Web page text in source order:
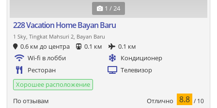
1 / 24
228 Vacation Home Bayan Baru
1 Sky, Tingkat Mahsuri 2, Bayan Baru
0.6 км до центра 0.1 км
0.1 км
Wi-fi в лобби
Кондиционер
Ресторан
Телевизор
Хорошее расположение
По отзывам
Отлично 8.8 / 10